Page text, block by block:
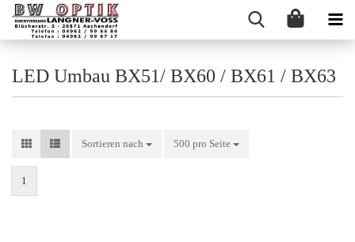
LED Umbau BX51/ BX60 / BX61 / BX63
Sortieren nach
Sortieren nach 500 pro Seite
pro Seite
1